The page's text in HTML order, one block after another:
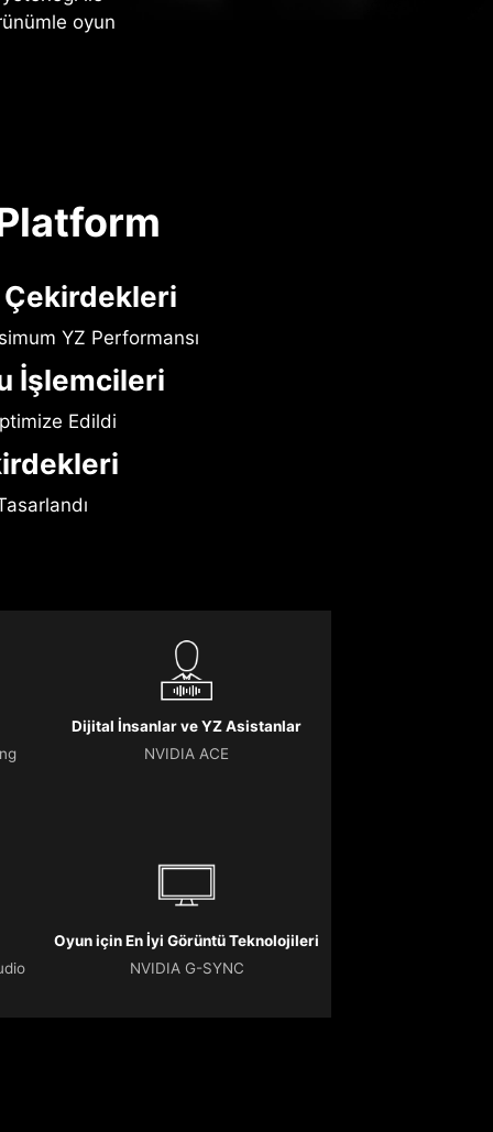
oyun
YZ Performansı
İşlemcileri
Edildi
Dijital İnsanlar ve YZ Asistanlar
NVIDIA ACE
Oyun için En İyi Görüntü Teknolojileri
NVIDIA G-SYNC